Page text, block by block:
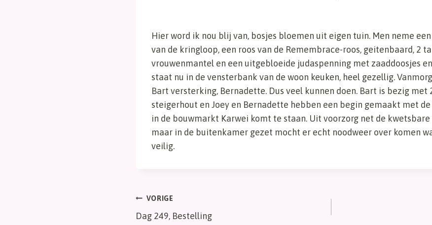
Hier word ik nou blij van, bosjes bloemen uit eigen tuin. Men neme
van de kringloop, een roos van de Remembrace-roos, geitenbaard, 2
vrouwenmantel en een uitgebloeide judaspenning met zaaddoosjes
staat nu in de vensterbank van de woon keuken, heel gezellig.
Bart versterking, Bernadette. Dus veel kunnen doen. Bart is bezig met
steigerhout en Joey en Bernadette hebben een begin gemaakt met
in de bouwmarkt Karwei komt te staan. Uit voorzorg net de
maar in de buitenkamer gezet mocht er echt noodweer over komen
veilig.
Bericht
VORIGE
Dag 249, Bestelling